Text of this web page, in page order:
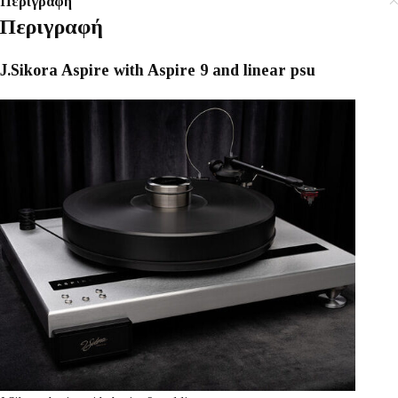
Περιγραφή
J.Sikora Aspire with Aspire 9 and linear psu